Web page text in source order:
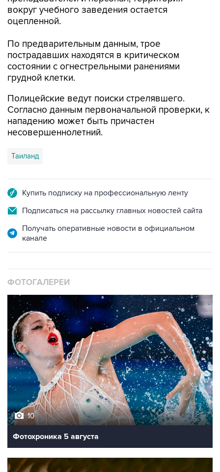
вокруг учебного заведения остается
оцепленной.
По предварительным данным, трое
пострадавших находятся в критическом
состоянии с огнестрельными ранениями
грудной клетки.
Полицейские ведут поиски стрелявшего.
Согласно данным первоначальной проверки, к
нападению может быть причастен
несовершеннолетний.
Таиланд
Купить подписку на профессиональную ленту
Подписаться на рассылку главных новостей сайта
Получать оперативные новости в официальном
канале
ФОТОГАЛЕРЕИ
10
Фотохроника 5 августа